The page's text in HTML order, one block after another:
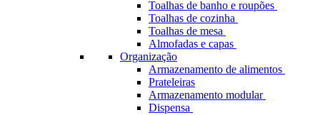
Toalhas de banho e roupões
Toalhas de cozinha
Toalhas de mesa
Almofadas e capas
Organização
Armazenamento de alimentos
Prateleiras
Armazenamento modular
Dispensa